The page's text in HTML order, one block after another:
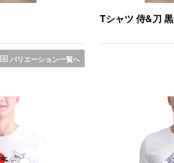
バリエーション一覧へ
Tシャツ 侍&刀 黒